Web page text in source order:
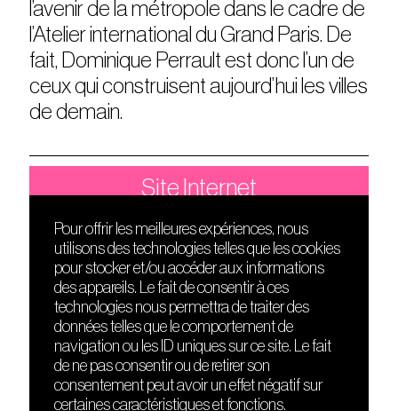
l’avenir de la métropole dans le cadre de
l’Atelier international du Grand Paris. De
fait, Dominique Perrault est donc l’un de
ceux qui construisent aujourd’hui les villes
de demain.
Site Internet
DÉCOUVRIR
Le lieu
Contact
Presse
Cours de DJing
TMLAB
FRIENDS
Nuits sonores
HEAT
Hôtel71
La Gaîté Lyrique
Pour offrir les meilleures expériences, nous
utilisons des technologies telles que les cookies
pour stocker et/ou accéder aux informations
des appareils. Le fait de consentir à ces
technologies nous permettra de traiter des
données telles que le comportement de
navigation ou les ID uniques sur ce site. Le fait
de ne pas consentir ou de retirer son
consentement peut avoir un effet négatif sur
certaines caractéristiques et fonctions.